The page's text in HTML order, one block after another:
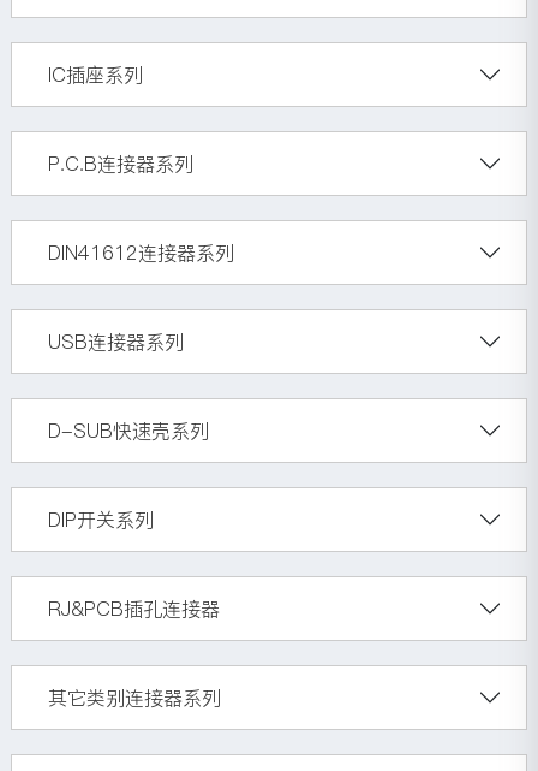
IC插座系列
P.C.B连接器系列
DIN41612连接器系列
USB连接器系列
D-SUB快速壳系列
DIP开关系列
RJ&PCB插孔连接器
其它类别连接器系列